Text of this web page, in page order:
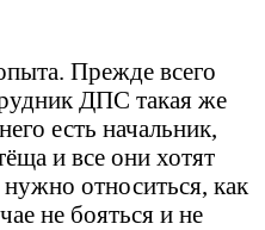
Прежде всего
ДПС такая же
есть начальник,
и все они хотят
относиться, как
не бояться и не